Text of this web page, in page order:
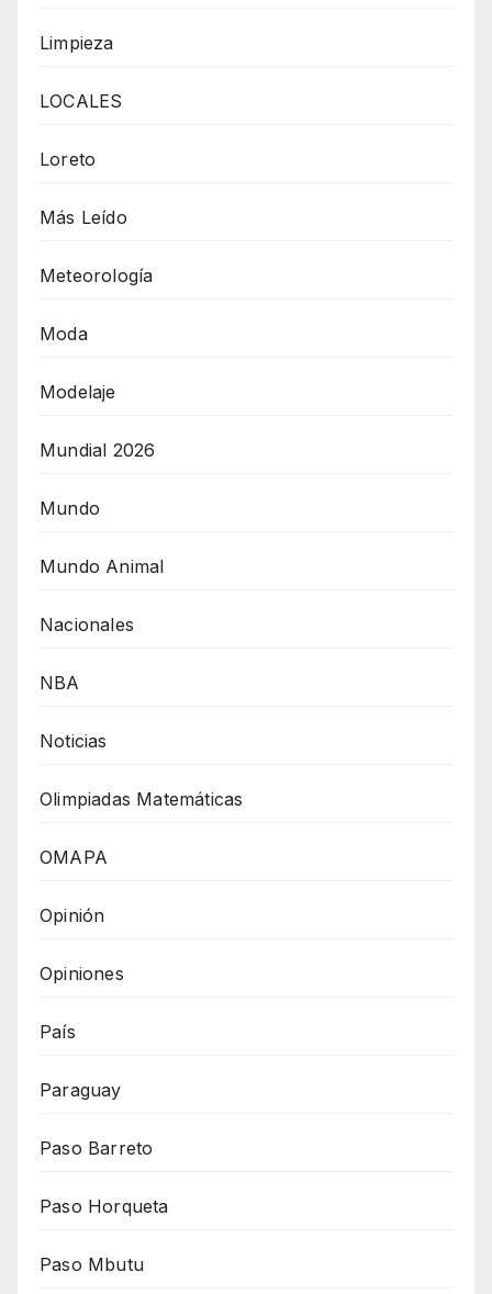
Limpieza
LOCALES
Loreto
Más Leído
Meteorología
Moda
Modelaje
Mundial 2026
Mundo
Mundo Animal
Nacionales
NBA
Noticias
Olimpiadas Matemáticas
OMAPA
Opinión
Opiniones
País
Paraguay
Paso Barreto
Paso Horqueta
Paso Mbutu